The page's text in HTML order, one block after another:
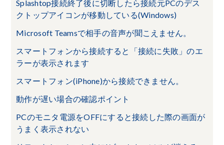
Splashtop接続終了後に切断したら接続元PCのデス
クトップアイコンが移動している(Windows)
Microsoft Teamsで相手の音声が聞こえません。
スマートフォンから接続すると「接続に失敗」のエ
ラーが表示されます
スマートフォン(iPhone)から接続できません。
動作が遅い場合の確認ポイント
PCのモニタ電源をOFFにすると接続した際の画面が
うまく表示されない